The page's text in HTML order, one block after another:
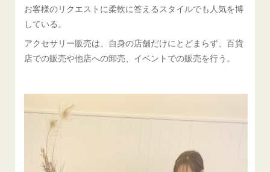
お客様のリクエストに柔軟に答えるスタイルでも人気を博
している。
アクセサリー販売は、自身の店舗だけにとどまらず、百貨
店での販売や他店への卸売、イベントでの販売を行う。